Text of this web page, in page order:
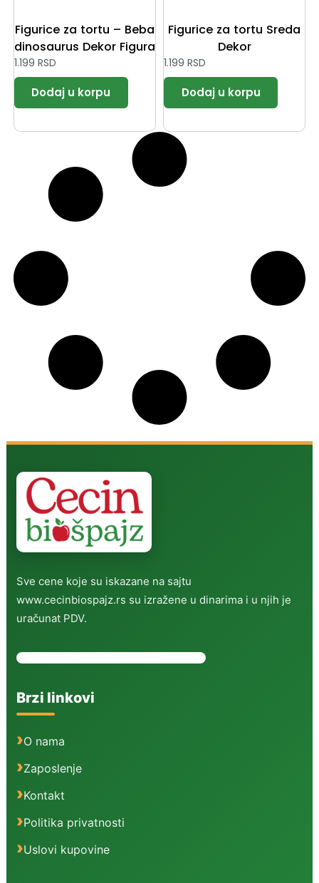
Figurice za tortu – Beba
dinosaurus Dekor Figura
1.199 RSD
Figurice za tortu Sreda
Dekor
1.199 RSD
Sve cene koje su iskazane na sajtu
www.cecinbiospajz.rs su izražene u dinarima i u njih je
uračunat PDV.
Brzi linkovi
O nama
Zaposlenje
Kontakt
Politika privatnosti
Uslovi kupovine